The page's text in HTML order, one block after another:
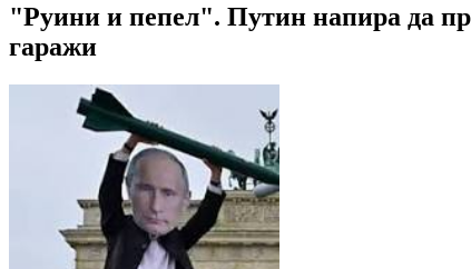
"Руини и пепел". Путин напира да
гаражи